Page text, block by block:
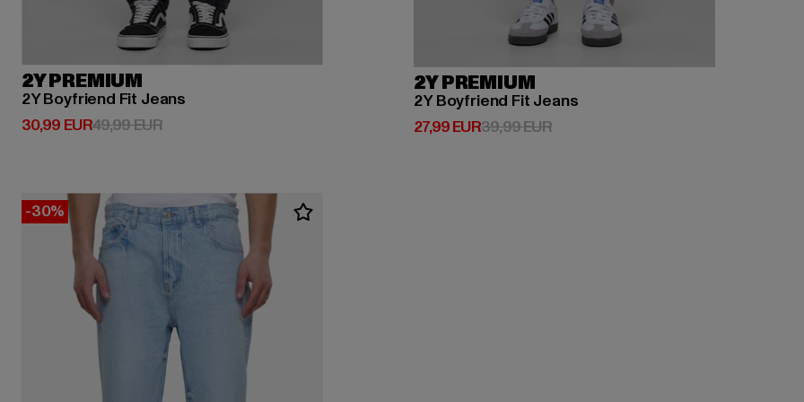
2Y PREMIUM
2Y Boyfriend Fit Jeans
30,99 EUR
Derzeitiger Preis: 30,99 EUR
49,99 EURAktionspreis: 49,99 EUR
2Y PREMIUM
2Y Boyfriend Fit Jeans
27,99 EUR
Derzeitiger Preis: 27,99 EUR
39,99 EURAktionspreis: 39,99 EUR
-30%